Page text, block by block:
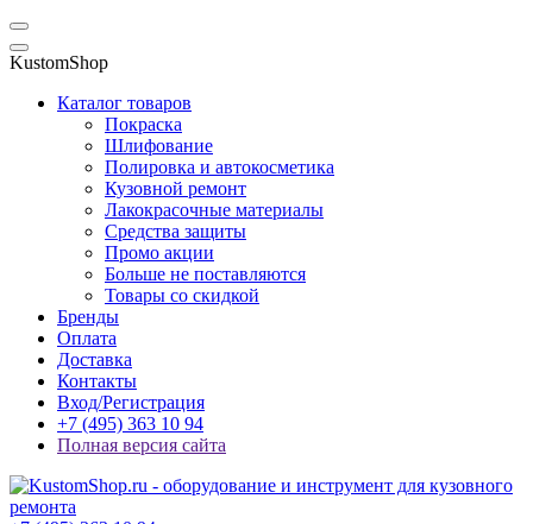
KustomShop
Каталог товаров
Покраска
Шлифование
Полировка и автокосметика
Кузовной ремонт
Лакокрасочные материалы
Средства защиты
Промо акции
Больше не поставляются
Товары со скидкой
Бренды
Оплата
Доставка
Контакты
Вход/Регистрация
+7 (495) 363 10 94
Полная версия сайта